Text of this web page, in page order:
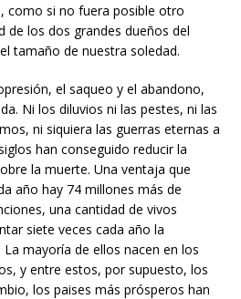
como si no fuera posible otro
de los dos grandes dueños del
tamaño de nuestra soledad.
el saqueo y el abandono,
Ni los diluvios ni las pestes, ni las
ni siquiera las guerras eternas a
han conseguido reducir la
la muerte. Una ventaja que
año hay 74 millones más de
una cantidad de vivos
siete veces cada año la
mayoría de ellos nacen en los
y entre estos, por supuesto, los
los paises más prósperos han